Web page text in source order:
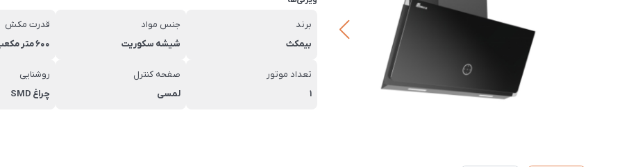
برند
بیمکث
جنس مواد
شیشه سکوریت
قدرت مکش
600 متر مکعب بر سات
تعداد موتور
1
صفحه کنترل
لمسی
روشنایی
چراغ SMD